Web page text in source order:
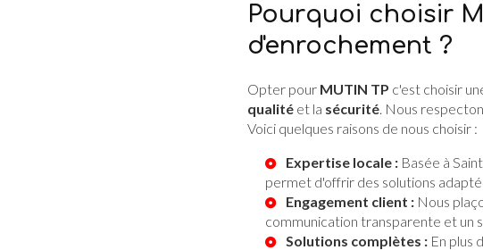
Pourquoi choisir
d'enrochement ?
Opter pour MUTIN TP c'est choisir
qualité et la sécurité. Nous
Voici quelques raisons de nous choisir :
Expertise locale : Basée à
permet d'offrir des solutions
Engagement client : Nous
communication transparente et un
Solutions complètes : En plus